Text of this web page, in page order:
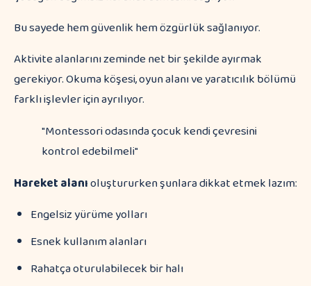
Bu sayede hem güvenlik hem özgürlük sağlanıyor.
Aktivite alanlarını zeminde net bir şekilde ayırmak
gerekiyor. Okuma köşesi, oyun alanı ve yaratıcılık bölümü
farklı işlevler için ayrılıyor.
"Montessori odasında çocuk kendi çevresini
kontrol edebilmeli"
Hareket alanıoluştururken şunlara dikkat etmek lazım:
Engelsiz yürüme yolları
Esnek kullanım alanları
Rahatça oturulabilecek bir halı